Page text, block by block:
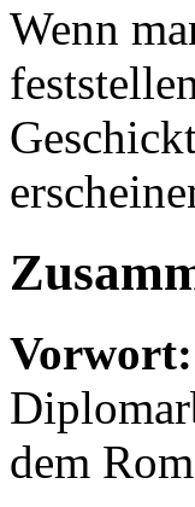
Wenn
Vorwort:
dem